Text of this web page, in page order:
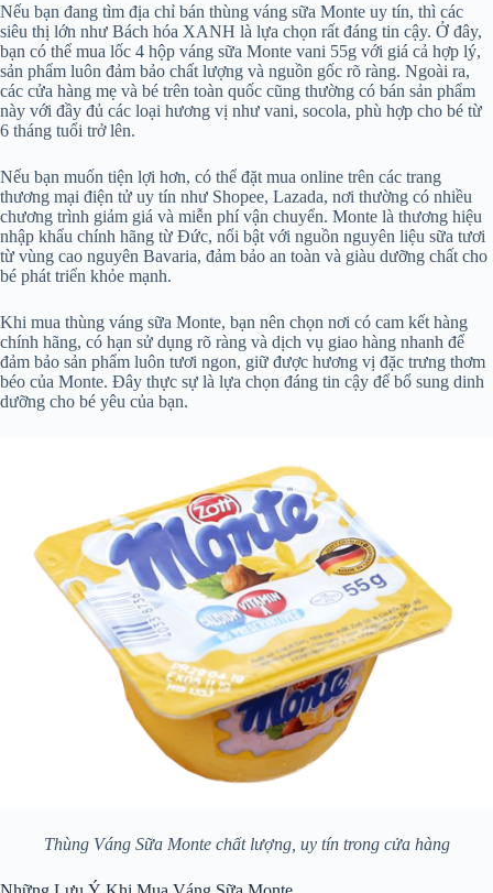
Nếu bạn đang tìm địa chỉ bán thùng váng sữa Monte uy tín, thì các
siêu thị lớn như Bách hóa XANH là lựa chọn rất đáng tin cậy. Ở đây,
bạn có thể mua lốc 4 hộp váng sữa Monte vani 55g với giá cả hợp lý,
sản phẩm luôn đảm bảo chất lượng và nguồn gốc rõ ràng. Ngoài ra,
các cửa hàng mẹ và bé trên toàn quốc cũng thường có bán sản phẩm
này với đầy đủ các loại hương vị như vani, socola, phù hợp cho bé từ
6 tháng tuổi trở lên.
Nếu bạn muốn tiện lợi hơn, có thể đặt mua online trên các trang
thương mại điện tử uy tín như Shopee, Lazada, nơi thường có nhiều
chương trình giảm giá và miễn phí vận chuyển. Monte là thương hiệu
nhập khẩu chính hãng từ Đức, nổi bật với nguồn nguyên liệu sữa tươi
từ vùng cao nguyên Bavaria, đảm bảo an toàn và giàu dưỡng chất cho
bé phát triển khỏe mạnh.
Khi mua thùng váng sữa Monte, bạn nên chọn nơi có cam kết hàng
chính hãng, có hạn sử dụng rõ ràng và dịch vụ giao hàng nhanh để
đảm bảo sản phẩm luôn tươi ngon, giữ được hương vị đặc trưng thơm
béo của Monte. Đây thực sự là lựa chọn đáng tin cậy để bổ sung dinh
dưỡng cho bé yêu của bạn.
Thùng Váng Sữa Monte chất lượng, uy tín trong cửa hàng